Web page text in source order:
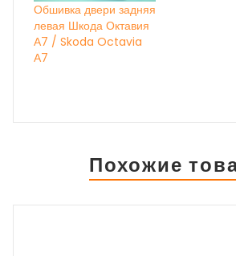
Обшивка двери задняя
левая Шкода Октавия
А7 / Skoda Octavia
А7
Похожие